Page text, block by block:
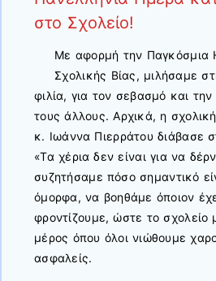
στο Σχολείο!
Με αφορμή την Παγκόσμια
Σχολικής Βίας, μιλήσαμε
φιλία, για τον σεβασμό και
τους άλλους. Αρχικά, η
κ. Ιωάννα Πιερράτου διάβασε
«Τα χέρια δεν είναι για να
συζητήσαμε πόσο σημαντικό
όμορφα, να βοηθάμε όποιον
φροντίζουμε, ώστε το σχολείο
μέρος όπου όλοι νιώθουμε
ασφαλείς.